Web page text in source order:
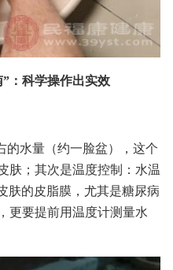
：科学操作出实效
的水量（约一脸盆），这个
肤；其次是温度控制：水温
肤的皮脂膜，尤其是糖尿病
更要提前用温度计测量水